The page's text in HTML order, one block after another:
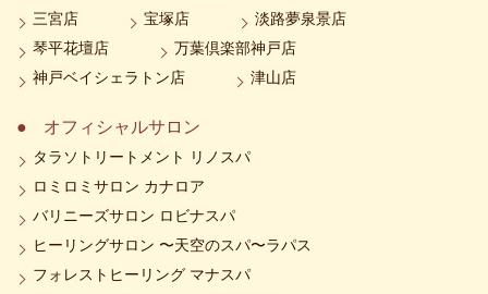
三宮店
宝塚店
淡路夢泉景店
琴平花壇店
万葉倶楽部神戸店
神戸ベイシェラトン店
津山店
オフィシャルサロン
タラソトリートメント リノスパ
ロミロミサロン カナロア
バリニーズサロン ロビナスパ
ヒーリングサロン 〜天空のスパ〜ラパス
フォレストヒーリング マナスパ